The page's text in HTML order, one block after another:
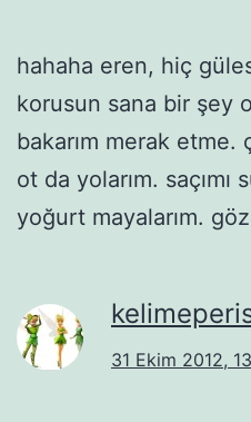
hahaha eren, hiç
korusun sana bir şey
bakarım merak etme.
ot da yolarım.
yoğurt mayalarım.
31 Ekim 2012,